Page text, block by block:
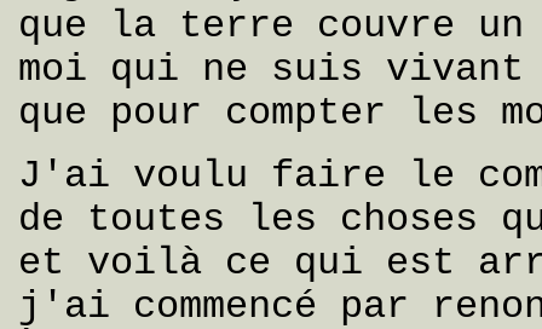
que la terre couvre un
moi qui ne suis vivant
que pour compter les
J'ai voulu faire le
de toutes les choses
et voilà ce qui est
j'ai commencé par